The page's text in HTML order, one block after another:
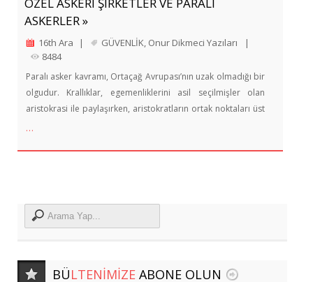
ASKERLER »
16th Ara | GÜVENLİK Onur Dikmeci Yazıları
|
8484
Paralı asker kavramı, Ortaçağ Avrupası’nın uzak olmadığı bir
olgudur. Krallıklar, egemenliklerini asil seçilmişler olan
aristokrasi ile paylaşırken, aristokratların ortak noktaları üst
…
BÜLTENIMIZE ABONE OLUN